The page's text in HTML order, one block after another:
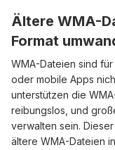
Ältere WMA-
Format
WMA-Dateien sind
oder mobile Apps
unterstützen die
reibungslos, und
verwalten sein.
ältere WMA-Dateien